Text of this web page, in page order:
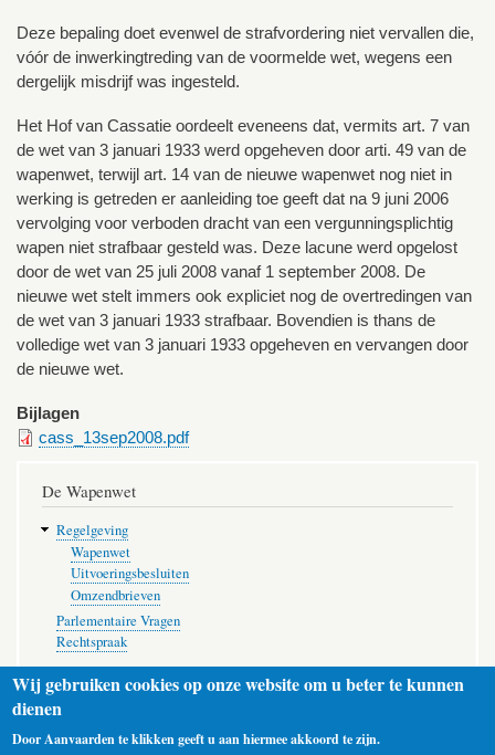
Deze bepaling doet evenwel de strafvordering niet vervallen die,
vóór de inwerkingtreding van de voormelde wet, wegens een
dergelijk misdrijf was ingesteld.
Het Hof van Cassatie oordeelt eveneens dat, vermits art. 7 van
de wet van 3 januari 1933 werd opgeheven door arti. 49 van de
wapenwet, terwijl art. 14 van de nieuwe wapenwet nog niet in
werking is getreden er aanleiding toe geeft dat na 9 juni 2006
vervolging voor verboden dracht van een vergunningsplichtig
wapen niet strafbaar gesteld was. Deze lacune werd opgelost
door de wet van 25 juli 2008 vanaf 1 september 2008. De
nieuwe wet stelt immers ook expliciet nog de overtredingen van
de wet van 3 januari 1933 strafbaar. Bovendien is thans de
volledige wet van 3 januari 1933 opgeheven en vervangen door
de nieuwe wet.
Bijlagen
cass_13sep2008.pdf
De Wapenwet
Regelgeving
Wapenwet
Uitvoeringsbesluiten
Omzendbrieven
Parlementaire Vragen
Rechtspraak
Wij gebruiken cookies op onze website om u beter te kunnen
dienen
Door Aanvaarden te klikken geeft u aan hiermee akkoord te zijn.